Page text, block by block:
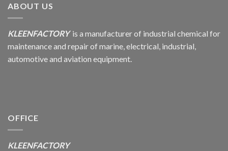
ABOUT US
KLEENFACTORY is a manufacturer of industrial chemical for
maintenance and repair of marine, electrical, industrial,
automotive and aviation equipment.
OFFICE
KLEENFACTORY